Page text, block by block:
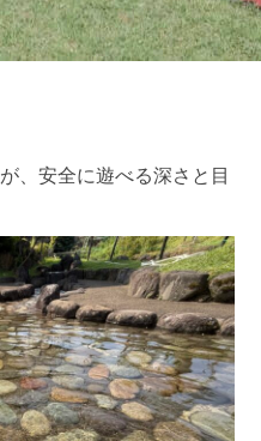
、安全に遊べる深さと目